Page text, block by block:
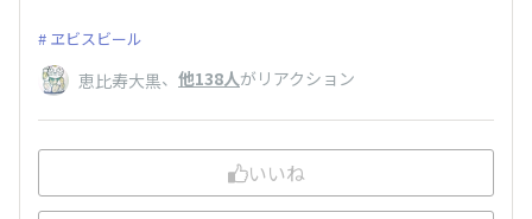
ヱビスビール
恵比寿大黒、 他138人がリアクション
いいね